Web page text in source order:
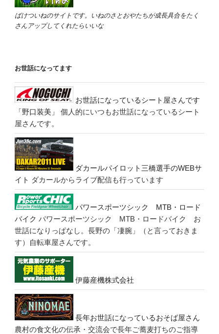
ばけついねのサイトです。いねのさとおやたちが成長具合をたく
さんアップしてくれたらいいな
お世話になってます
お世話になっているシート屋さんです
「野口装美」
個人的にいつもお世話になっているシート
屋さんです。
ダカールパイロット三橋選手のWEBサ
イト ダカールからライブ配信も行っています
パワースポーツシック MTB・ロード
バイク パワースポーツシック MTB・ロードバイク お
世話になりっぱなし。長野の「凄腕」（と言っておきま
す）自転車屋さんです。
伊藤産機株式会社
長年お世話になっているおそば屋さん
農村の食文化の伝承・交流会で長年ご蕎麦打ちのご指導